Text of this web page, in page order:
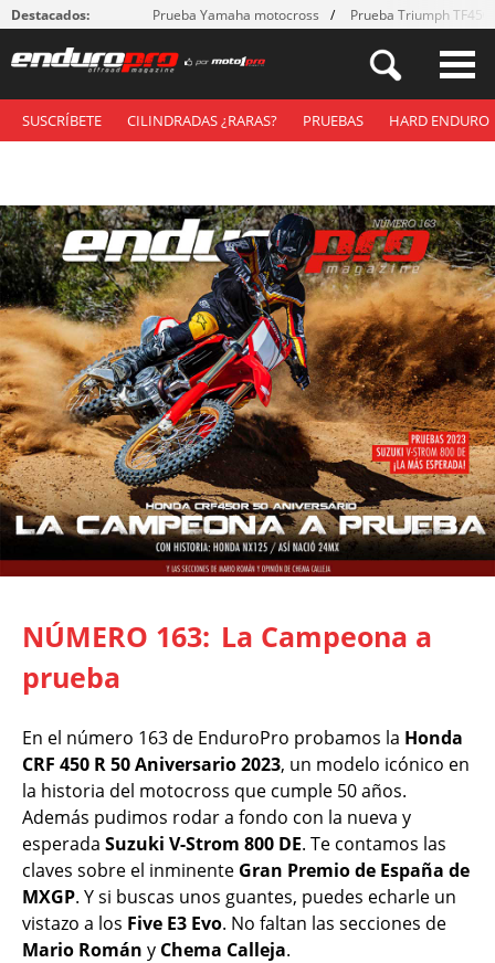
Destacados: Prueba Yamaha motocross Prueba Triumph
SUSCRÍBETE CILINDRADAS ¿RARAS? PRUEBAS HARD ENDURO
NÚMERO 163: La Campeona a
prueba
En el número 163 de EnduroPro probamos la Honda
CRF 450 R 50 Aniversario 2023, un modelo icónico en
la historia del motocross que cumple 50 años.
Además pudimos rodar a fondo con la nueva y
esperada Suzuki V-Strom 800 DE. Te contamos las
claves sobre el inminente Gran Premio de España de
MXGP. Y si buscas unos guantes, puedes echarle un
vistazo a los Five E3 Evo. No faltan las secciones de
Mario Román y Chema Calleja.